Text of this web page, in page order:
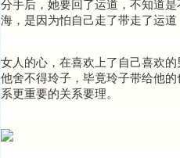
分手后，她要回了运道，不知道
海，是因为怕自己走了带走了运道
女人的心，在喜欢上了自己喜欢
他舍不得玲子，毕竟玲子带给他
系更重要的关系要理。